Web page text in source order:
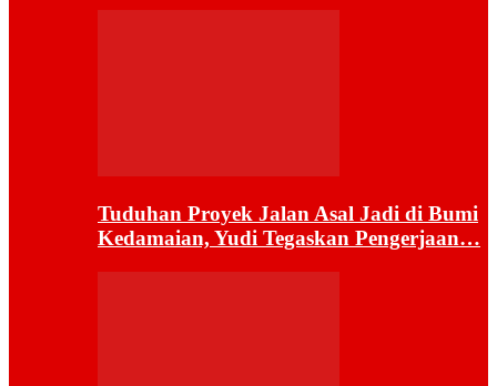
Tuduhan Proyek Jalan Asal Jadi di Bumi
Kedamaian, Yudi Tegaskan Pengerjaan…